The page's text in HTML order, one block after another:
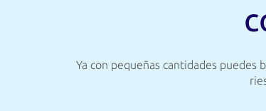
Ya con pequeñas cantidades